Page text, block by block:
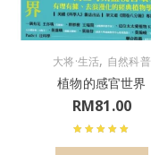
大将·生活, 自然科普
植物的感官世界
RM81.00